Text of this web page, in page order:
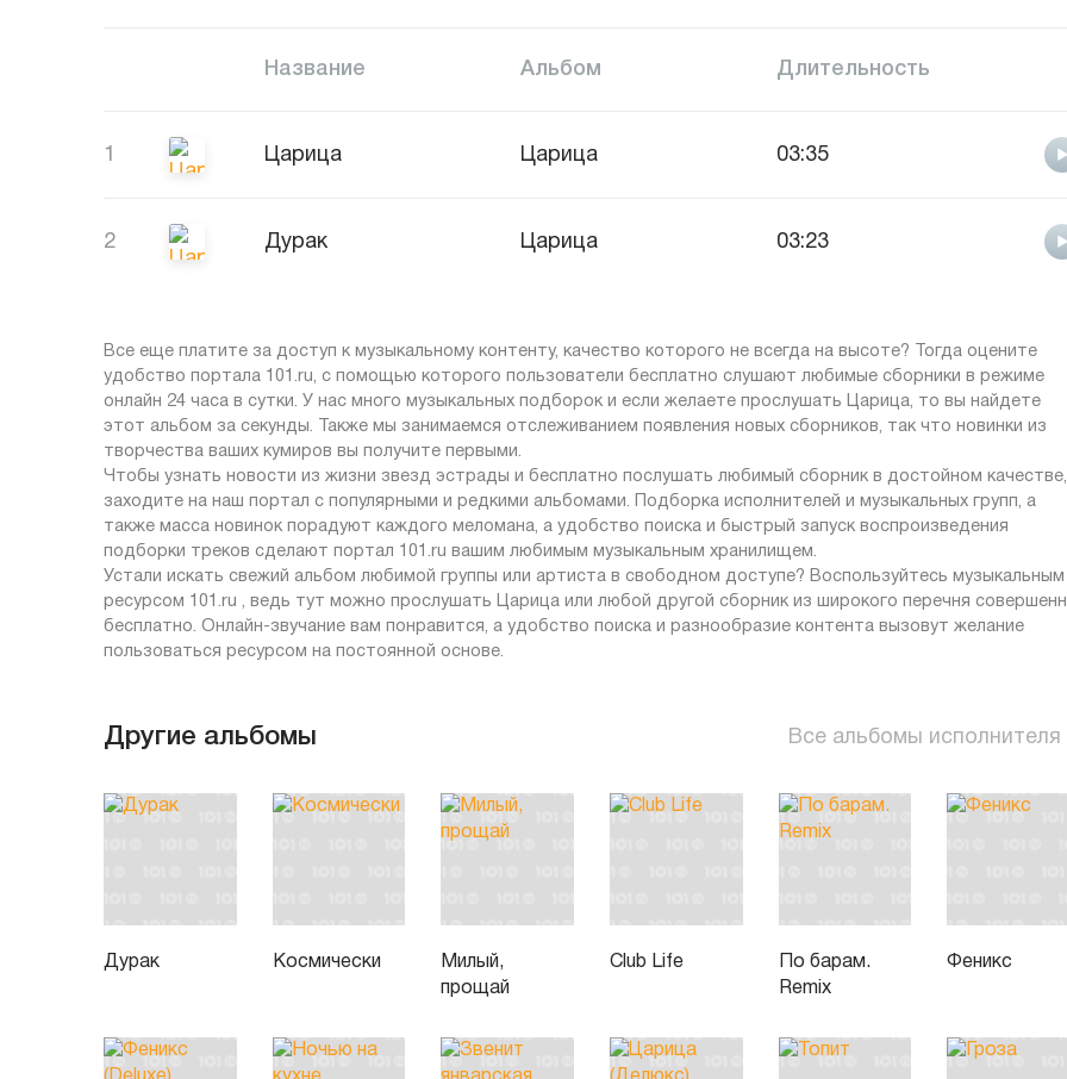
Название Альбом Длительность
1 Царица Царица 03:35
2 Дурак Царица 03:23
Все еще платите за доступ к музыкальному контенту, качество которого не всегда на высоте? Тогда оцените
удобство портала 101.ru, с помощью которого пользователи бесплатно слушают любимые сборники в режиме
онлайн 24 часа в сутки. У нас много музыкальных подборок и если желаете прослушать Царица, то вы найдете
этот альбом за секунды. Также мы занимаемся отслеживанием появления новых сборников, так что новинки из
творчества ваших кумиров вы получите первыми.
Чтобы узнать новости из жизни звезд эстрады и бесплатно послушать любимый сборник в достойном качестве,
заходите на наш портал с популярными и редкими альбомами. Подборка исполнителей и музыкальных групп, а
также масса новинок порадуют каждого меломана, а удобство поиска и быстрый запуск воспроизведения
подборки треков сделают портал 101.ru вашим любимым музыкальным хранилищем.
Устали искать свежий альбом любимой группы или артиста в свободном доступе? Воспользуйтесь музыкальным
ресурсом 101.ru , ведь тут можно прослушать Царица или любой другой сборник из широкого перечня
бесплатно. Онлайн-звучание вам понравится, а удобство поиска и разнообразие контента вызовут желание
пользоваться ресурсом на постоянной основе.
Другие альбомы Все альбомы исполнителя
Дурак Космически
Милый,
прощай
Club Life
По барам.
Remix
Феникс